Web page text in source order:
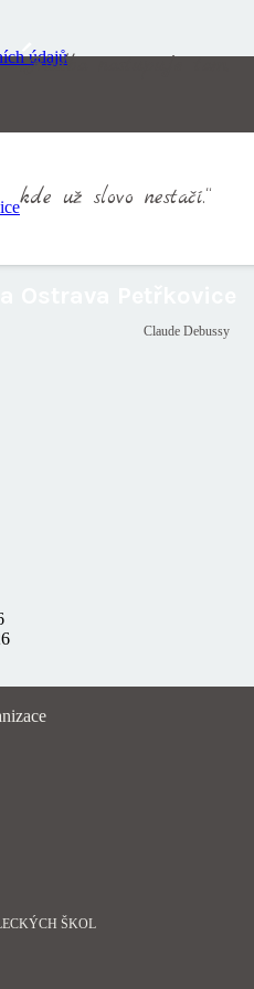
údajů
„Hudba nastupuje tam,
kde už slovo nestačí.“
Claude Debussy
ŠKOL